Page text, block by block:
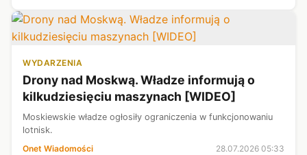
WYDARZENIA
Drony nad Moskwą. Władze informują o
kilkudziesięciu maszynach [WIDEO]
Moskiewskie władze ogłosiły ograniczenia w funkcjonowaniu
lotnisk.
Onet Wiadomości
28.07.2026 05:33